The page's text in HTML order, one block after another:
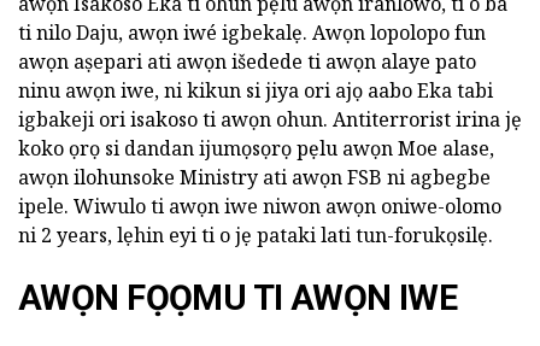
ti nilo Daju, awọn iwé igbekalẹ. Awọn lopolopo fun
awọn aṣepari ati awọn išedede ti awọn alaye pato
ninu awọn iwe, ni kikun si jiya ori ajọ aabo Eka tabi
igbakeji ori isakoso ti awọn ohun. Antiterrorist irina jẹ
koko ọrọ si dandan ijumọsọrọ pẹlu awọn Moe alase,
awọn ilohunsoke Ministry ati awọn FSB ni agbegbe
ipele. Wiwulo ti awọn iwe niwon awọn oniwe-olomo
ni 2 years, lẹhin eyi ti o jẹ pataki lati tun-forukọsilẹ.
AWỌN FỌỌMU TI AWỌN IWE